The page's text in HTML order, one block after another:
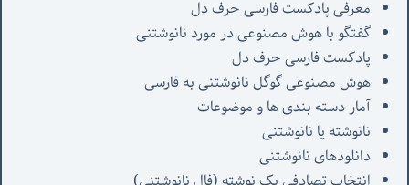
معرفی پادکست فارسی حرف دل
گفتگو با هوش مصنوعی در مورد نانوشتنی
پادکست فارسی حرف دل
هوش مصنوعی گوگل نانوشتنی به فارسی
آمار دسته بندی ها و موضوعات
نانوشته یا نانوشتنی
دانلودهای نانوشتنی